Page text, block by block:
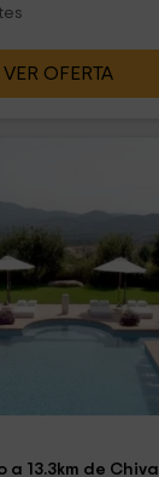
VER OFERTA
13.3km de Chiva